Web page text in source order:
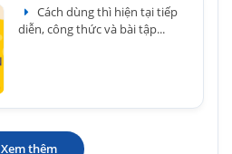
Cách dùng thì hiện tại tiếp
diễn, công thức và bài tập...
Xem thêm